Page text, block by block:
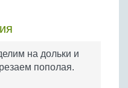
на дольки и
пополая.